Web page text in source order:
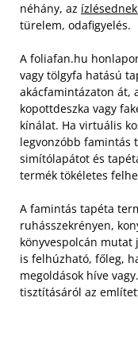
néhány, az
türelem, odafigyelés.
A foliafan.hu
vagy tölgyfa hatású
akácfamintázaton át,
kopottdeszka vagy
kínálat. Ha virtuális
legvonzóbb famintás
simítólapátot és
termék tökéletes
A famintás tapéta
ruhásszekrényen,
könyvespolcán
is felhúzható, főleg,
megoldások híve
tisztításáról az